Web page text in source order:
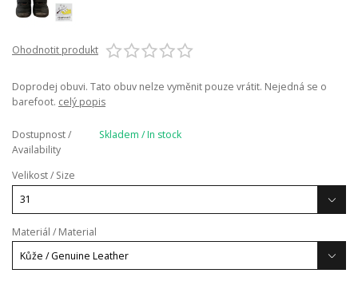
Ohodnotit produkt
Doprodej obuvi. Tato obuv nelze vyměnit pouze vrátit. Nejedná se o
barefoot. celý popis
Dostupnost /
Availability
Skladem / In stock
Velikost / Size
Materiál / Material